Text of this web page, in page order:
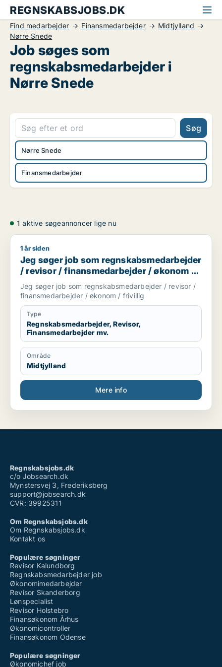
REGNSKABSJOBS.DK
Find medarbejder Finansmedarbejder
Midtjylland
Nørre Snede
Job søges som
regnskabsmedarbejder i
Nørre Snede
Søg
Finansmedarbejder
Nørre Snede
1 aktive søgeannoncer lige nu
Jeg søger job som regnskabsmedarbejder / revisor /
1 år siden
Jeg søger job som regnskabsmedarbejder
/ revisor / finansmedarbejder / økonom /
frivillig
Jeg søger job som regnskabsmedarbejder / revisor /
finansmedarbejder / økonom / frivillig
Type
Regnskabsmedarbejder, Revisor,
Finansmedarbejder mv.
Område
Midtjylland
Mere info
Regnskabsjobs.dk
c/o Jobsearch.dk
Mynstersvej 3, Frederiksberg
support@jobsearch.dk
CVR: 39925311
Om Regnskabsjobs.dk
Om Regnskabsjobs.dk
Kontakt os
Populære søgninger
Revisor Kalundborg
Regnskabsmedarbejder job
Økonomimedarbejder
Revisor Skanderborg
Lønspecialist
Revisor Holstebro
Finansøkonom Århus
Økonomicontroller
Finansøkonom Odense
Populære søgninger
Økonomichef job